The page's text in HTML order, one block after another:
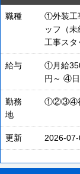
職種
①外装工
ッフ（
工事ス
給与
①月給
円～ ④日
勤務
地
①②③④神
更新 2026-